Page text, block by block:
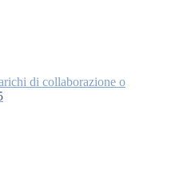
di collaborazione o